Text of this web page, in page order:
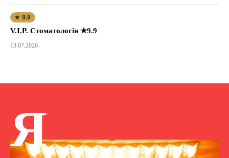
★ 9.9
V.I.P. Стоматологія ★9.9
13.07.2026
Я